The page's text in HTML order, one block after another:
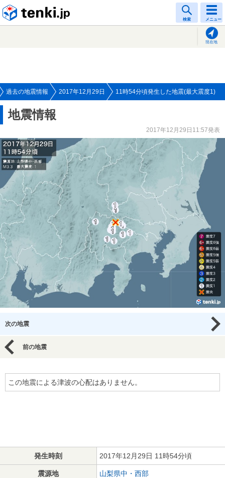
検索 メニュー
現在地
過去の地震情報 2017年12月29日 11時54分頃発生した地震(最大震度1)
地震情報
2017年12月29日11:57発表
次の地震
前の地震
この地震による津波の心配はありません。
発生時刻 2017年12月29日 11時54分頃
震源地 山梨県中・西部